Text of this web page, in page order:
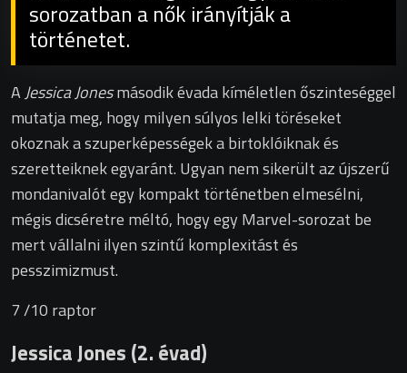
sorozatban a nők irányítják a
történetet.
AJessica Jonesmásodik évada kíméletlen őszinteséggel
mutatja meg, hogy milyen súlyos lelki töréseket
okoznak a szuperképességek a birtoklóiknak és
szeretteiknek egyaránt. Ugyan nem sikerült az újszerű
mondanivalót egy kompakt történetben elmesélni,
mégis dicséretre méltó, hogy egy Marvel-sorozat be
mert vállalni ilyen szintű komplexitást és
pesszimizmust.
7/10 raptor
Jessica Jones (2. évad)